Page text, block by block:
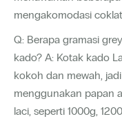
mengakomodasi
Q: Berapa gramasi
kado? A: Kotak kado
kokoh dan mewah,
menggunakan papan
laci, seperti 1000g,